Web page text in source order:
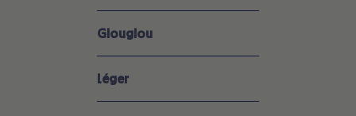
Glouglou
Léger